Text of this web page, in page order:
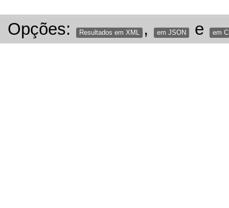
Opções: Resultados em XML , em JSON e em